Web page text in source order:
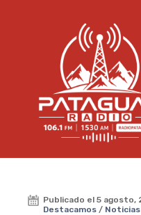
Publicado el 5 agosto,
Destacamos / Noticias